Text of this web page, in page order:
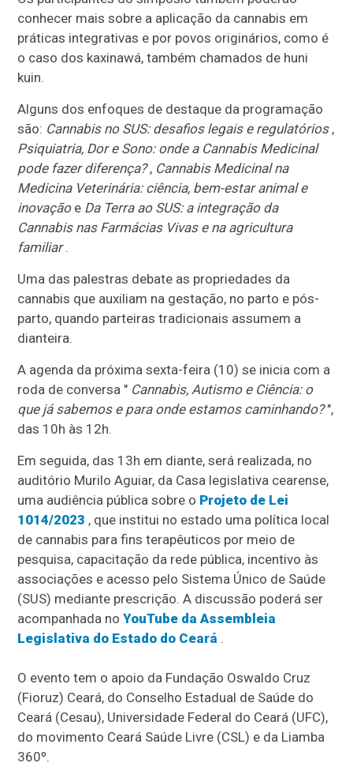
conhecer mais sobre a aplicação da cannabis em
práticas integrativas e por povos originários, como é
o caso dos kaxinawá, também chamados de huni
kuin.
Alguns dos enfoques de destaque da programação
são: Cannabis no SUS: desafios legais e regulatórios,
Psiquiatria, Dor e Sono: onde a Cannabis Medicinal
pode fazer diferença?, Cannabis Medicinal na
Medicina Veterinária: ciência, bem-estar animal e
inovaçãoe Da Terra ao SUS: a integração da
Cannabis nas Farmácias Vivas e na agricultura
familiar.
Uma das palestras debate as propriedades da
cannabis que auxiliam na gestação, no parto e pós-
parto, quando parteiras tradicionais assumem a
dianteira.
A agenda da próxima sexta-feira (10) se inicia com a
roda de conversa " Cannabis, Autismo e Ciência: o
que já sabemos e para onde estamos caminhando?",
das 10h às 12h.
Em seguida, das 13h em diante, será realizada, no
auditório Murilo Aguiar, da Casa legislativa cearense,
uma audiência pública sobre o Projeto de Lei
1014/2023 , que institui no estado uma política local
de cannabis para fins terapêuticos por meio de
pesquisa, capacitação da rede pública, incentivo às
associações e acesso pelo Sistema Único de Saúde
(SUS) mediante prescrição. A discussão poderá ser
acompanhada noYouTube da Assembleia
Legislativa do Estado do Ceará .
O evento tem o apoio da Fundação Oswaldo Cruz
(Fioruz) Ceará, do Conselho Estadual de Saúde do
Ceará (Cesau), Universidade Federal do Ceará (UFC),
do movimento Ceará Saúde Livre (CSL) e da Liamba
360º.